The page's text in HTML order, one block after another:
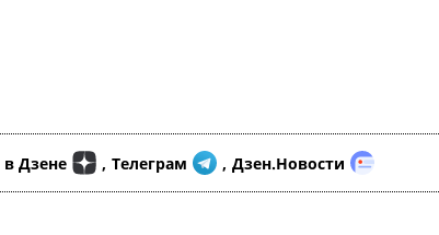
в Дзене , Телеграм , Дзен.Новости